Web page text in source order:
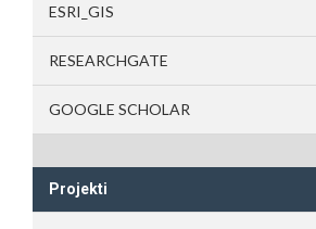
ESRI_GIS
RESEARCHGATE
GOOGLE SCHOLAR
Projekti